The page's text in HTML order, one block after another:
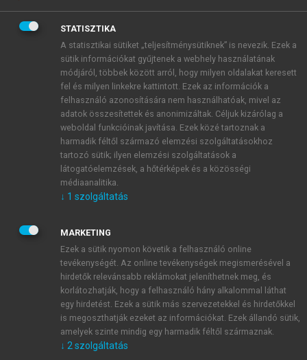
BELÉPÉS SAJÁT FIÓKKAL
ÚJ FIÓK LÉTREHOZÁSA
1 óra díjmentes hozzáférés
E-MAIL-CÍM
JELSZÓ
JELSZÓ ÚJRA
Kérek értesítést a MeRSZ újdonságairól, akcióiról.
Kérek értesítést az Akadémiai Kiadó Zrt. újdonságairól,
STATISZTIKA
A statisztikai sütiket „teljesítménysütiknek” is nevezik. Ezek a
sütik információkat gyűjtenek a webhely használatának
módjáról, többek között arról, hogy milyen oldalakat keresett
fel és milyen linkekre kattintott. Ezek az információk a
felhasználó azonosítására nem használhatóak, mivel az
adatok összesítettek és anonimizáltak. Céljuk kizárólag a
weboldal funkcióinak javítása. Ezek közé tartoznak a
harmadik féltől származó elemzési szolgáltatásokhoz
tartozó sütik; ilyen elemzési szolgáltatások a
látogatóelemzések, a hőtérképek és a közösségi
médiaanalitika.
↓ 1 szolgáltatás
MARKETING
Ezek a sütik nyomon követik a felhasználó online
tevékenységét. Az online tevékenységek megismerésével a
hirdetők relevánsabb reklámokat jeleníthetnek meg, és
korlátozhatják, hogy a felhasználó hány alkalommal láthat
egy hirdetést. Ezek a sütik más szervezetekkel és hirdetőkkel
is megoszthatják ezeket az információkat. Ezek állandó sütik,
amelyek szinte mindig egy harmadik féltől származnak.
↓ 2 szolgáltatás